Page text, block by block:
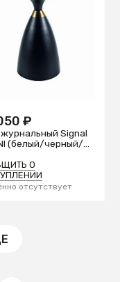
₽
Signal
(белый/черный/
О
отсутствует